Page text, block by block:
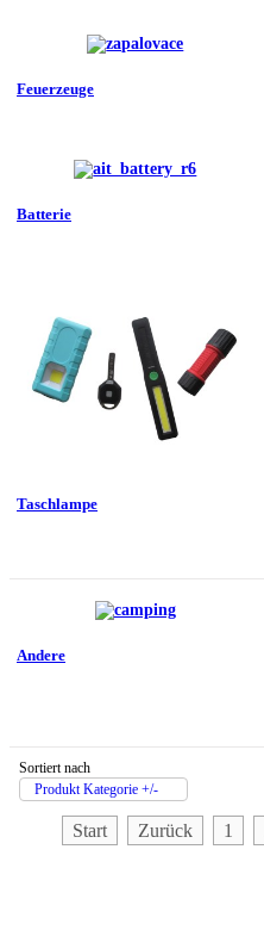
Feuerzeuge
Batterie
Taschlampe
Andere
Sortiert nach
Produkt Kategorie +/-
Start Zurück 1